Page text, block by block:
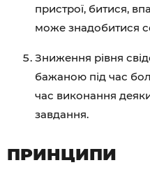
пристрої, битися,
може знадобитися
Зниження рівня
бажаною під час
час виконання
завдання.
ПРИНЦИПИ